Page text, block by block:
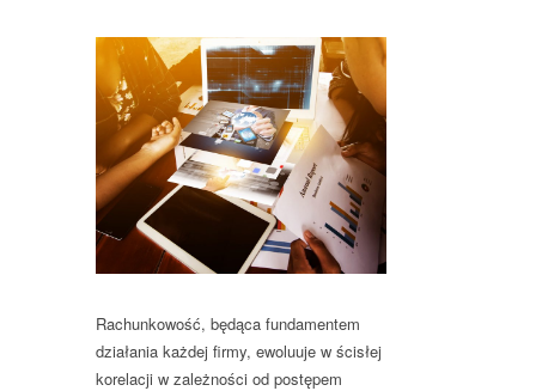
Rachunkowość, będąca fundamentem
działania każdej firmy, ewoluuje w ścisłej
korelacji w zależności od postępem